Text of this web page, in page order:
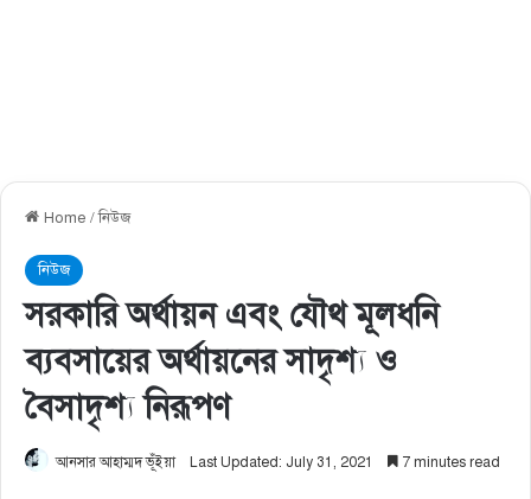
Home /নিউজ
নিউজ
সরকারি অর্থায়ন এবং যৌথ মূলধনি
ব্যবসায়ের অর্থায়নের সাদৃশ্য ও
বৈসাদৃশ্য নিরূপণ
আনসার আহাম্মদ ভূঁইয়া Last Updated: July 31, 2021 7 minutes read